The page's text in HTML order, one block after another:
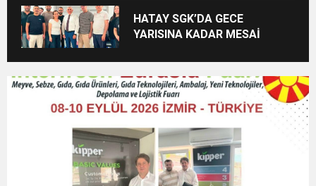
HATAY SGK’DA GECE
YARISINA KADAR MESAİ